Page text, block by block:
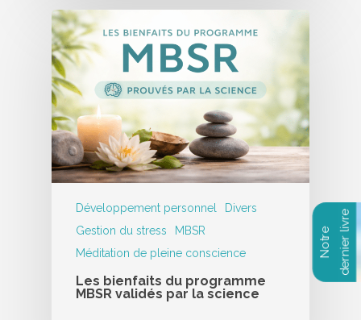
Développement personnel
Divers
Gestion du stress
MBSR
Méditation de pleine conscience
Les bienfaits du programme
MBSR validés par la science